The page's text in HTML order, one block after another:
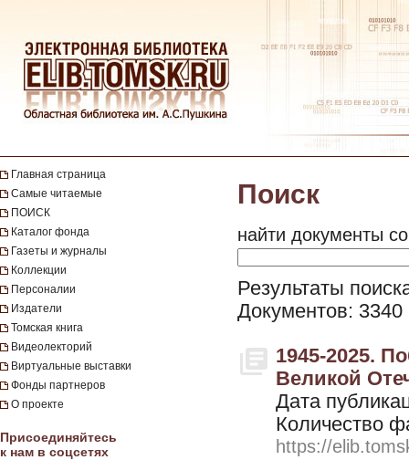
Главная страница
Самые читаемые
ПОИСК
Каталог фонда
Газеты и журналы
Коллекции
Персоналии
Издатели
Томская книга
Видеолекторий
Виртуальные выставки
Фонды партнеров
О проекте
Присоединяйтесь
к нам в соцсетях
Поиск
найти документы
Результаты
Документов: 3340
1945-2025.
Великой
Дата
Количество
https://